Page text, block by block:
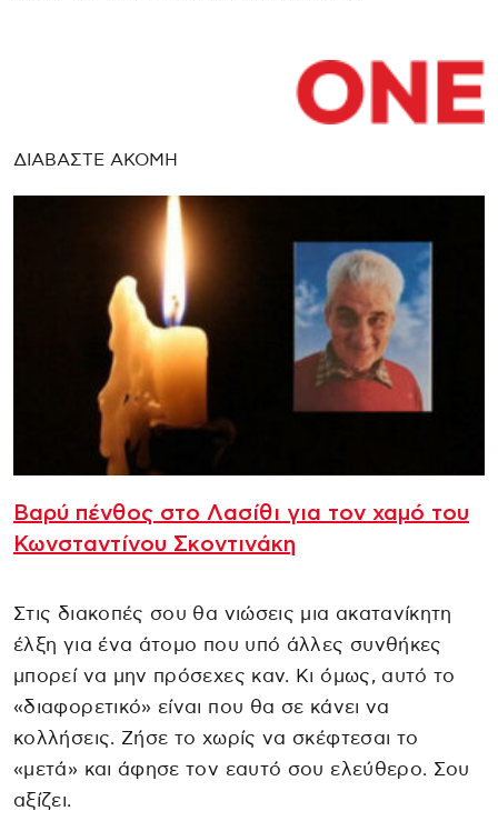
ΔΙΑΒΑΣΤΕ ΑΚΟΜΗ
Βαρύ πένθος στο Λασίθι για τον χαμό του
Κωνσταντίνου Σκοντινάκη
Στις διακοπές σου θα νιώσεις μια ακατανίκητη
έλξη για ένα άτομο που υπό άλλες συνθήκες
μπορεί να μην πρόσεχες καν. Κι όμως, αυτό το
«διαφορετικό» είναι που θα σε κάνει να
κολλήσεις. Ζήσε το χωρίς να σκέφτεσαι το
«μετά» και άφησε τον εαυτό σου ελεύθερο. Σου
αξίζει.